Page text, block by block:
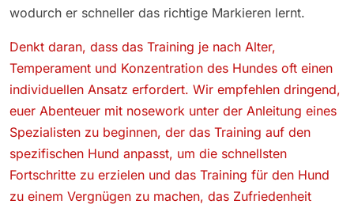
wodurch er schneller das richtige Markieren lernt.
Denkt daran, dass das Training je nach Alter,
Temperament und Konzentration des Hundes oft einen
individuellen Ansatz erfordert. Wir empfehlen dringend,
euer Abenteuer mit nosework unter der Anleitung eines
Spezialisten zu beginnen, der das Training auf den
spezifischen Hund anpasst, um die schnellsten
Fortschritte zu erzielen und das Training für den Hund
zu einem Vergnügen zu machen, das Zufriedenheit